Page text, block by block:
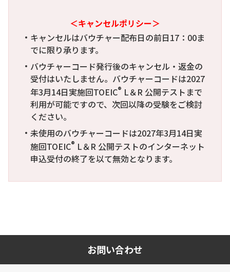
＜キャンセルポリシー＞
キャンセルはバウチャー配布日の前日17：00ま
でに限り承ります。
バウチャーコード発行後のキャンセル・返金の
受付はいたしません。バウチャーコードは2027
年3月14日実施回TOEIC® L＆R 公開テストまで
利用が可能ですので、次回以降の受験をご検討
ください。
未使用のバウチャーコードは2027年3月14日実
施回TOEIC® L＆R 公開テストのインターネット
申込受付の終了を以て無効となります。
お問い合わせ